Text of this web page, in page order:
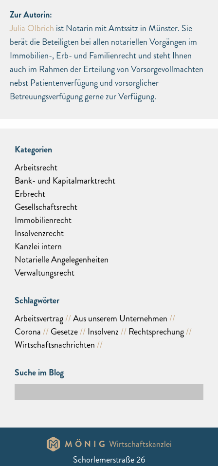
Zur Autorin:
Julia Olbrich ist Notarin mit Amtssitz in Münster. Sie
berät die Beteiligten bei allen notariellen Vorgängen im
Immobilien-, Erb- und Familienrecht und steht Ihnen
auch im Rahmen der Erteilung von Vorsorgevollmachten
nebst Patientenverfügung und vorsorglicher
Betreuungsverfügung gerne zur Verfügung.
Kategorien
Arbeitsrecht
Bank- und Kapitalmarktrecht
Erbrecht
Gesellschaftsrecht
Immobilienrecht
Insolvenzrecht
Kanzlei intern
Notarielle Angelegenheiten
Verwaltungsrecht
Schlagwörter
Arbeitsvertrag
Aus unserem Unternehmen
Corona
Gesetze Insolvenz
Rechtsprechung
Wirtschaftsnachrichten
Suche im Blog
MÖNIG Wirtschaftskanzlei
Schorlemerstraße 26